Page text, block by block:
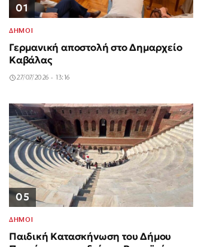
01
ΔΗΜΟΙ
Γερμανική αποστολή στο Δημαρχείο
Καβάλας
27/07/2026 - 13:16
05
ΔΗΜΟΙ
Παιδική Κατασκήνωση του Δήμου